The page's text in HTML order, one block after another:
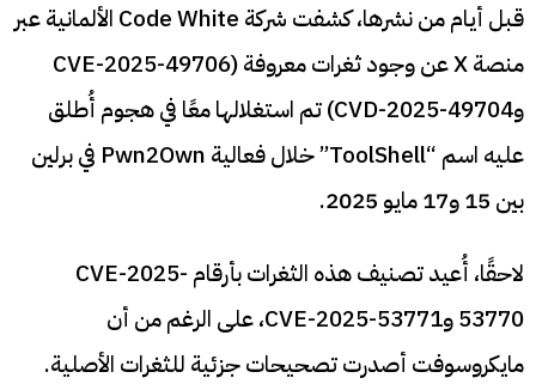
قبل أيام من نشرها، كشفت شركة Code White الألمانية عبر
منصة X عن وجود ثغرات معروفة (CVE-2025-49706
وCVD-2025-49704) تم استغلالها معًا في هجوم أُطلق
عليه اسم “ToolShell” خلال فعالية Pwn2Own في برلين
بين 15 و17 مايو 2025.
لاحقًا، أُعيد تصنيف هذه الثغرات بأرقام CVE-2025-
53770 وCVE-2025-53771، على الرغم من أن
مايكروسوفت أصدرت تصحيحات جزئية للثغرات الأصلية.